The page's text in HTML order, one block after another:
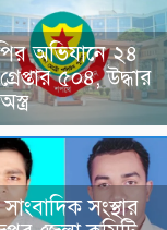
অভিযানে ২৪
৫০৪, উদ্ধার
সংস্থার